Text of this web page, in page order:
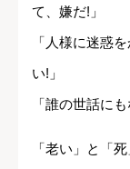
て、嫌だ!」
「人様に迷惑
い!」
「誰の世話に
「老い」と「